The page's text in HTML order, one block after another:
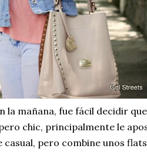
la mañana, fue fácil decidir que
chic, principalmente le
pero combine unos